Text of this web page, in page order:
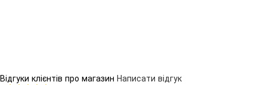
Відгуки клієнтів про магазин Написати відгук